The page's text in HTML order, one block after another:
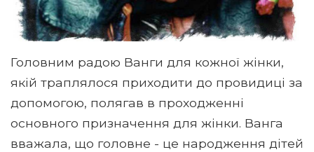
Головним радою Ванги для кожної жінки,
якій траплялося приходити до провидиці за
допомогою, полягав в проходженні
основного призначення для жінки. Ванга
вважала, що головне - це народження дітей